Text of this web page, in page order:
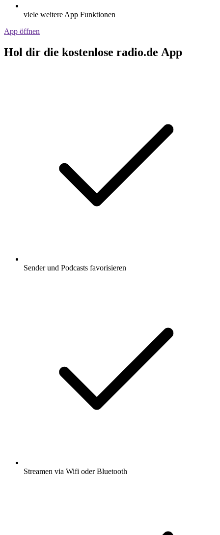
viele weitere App Funktionen
App öffnen
Hol dir die kostenlose radio.de App
Sender und Podcasts favorisieren
Streamen via Wifi oder Bluetooth